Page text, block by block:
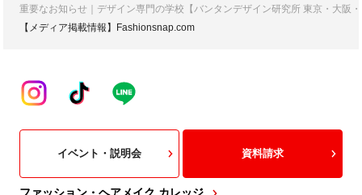
重要なお知らせ｜デザイン専門の学校【バンタンデザイン研究所 東京・大阪
【メディア掲載情報】Fashionsnap.com
イベント・説明会 資料請求